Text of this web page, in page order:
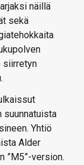
näillä
sekä
siirretyn
suunnatuista
Yhtiö
Alder
”M5”-version.